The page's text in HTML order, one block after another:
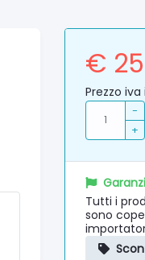
€
Prezzo
-
+
Tutti i
sono